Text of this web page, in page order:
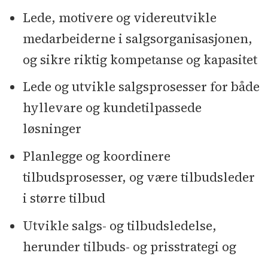
Lede, motivere og videreutvikle
medarbeiderne i salgsorganisasjonen,
og sikre riktig kompetanse og kapasitet
Lede og utvikle salgsprosesser for både
hyllevare og kundetilpassede
løsninger
Planlegge og koordinere
tilbudsprosesser, og være tilbudsleder
i større tilbud
Utvikle salgs- og tilbudsledelse,
herunder tilbuds- og prisstrategi og